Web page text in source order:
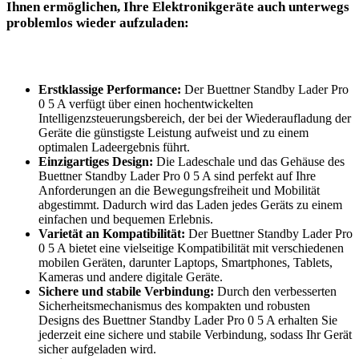
Ihnen ​ermöglichen, Ihre Elektronikgeräte ⁤auch unterwegs ​
problemlos wieder aufzuladen:
Erstklassige Performance: ‌Der Buettner Standby Lader Pro
0⁤ 5 A verfügt über‍ einen⁤ hochentwickelten
Intelligenzsteuerungsbereich, der bei der⁤ Wiederaufladung der
Geräte die​ günstigste Leistung aufweist und zu‌ einem
⁣optimalen Ladeergebnis führt.
Einzigartiges Design: ‌Die Ladeschale und das Gehäuse⁣ des
Buettner ‌Standby Lader Pro 0 5 A⁣ sind​ perfekt auf Ihre
Anforderungen ⁤an die Bewegungsfreiheit und Mobilität
‌abgestimmt. Dadurch wird das⁢ Laden jedes Geräts zu​ einem⁣
einfachen ⁣und bequemen‍ Erlebnis.
Varietät an Kompatibilität: Der Buettner Standby Lader Pro
0 5 ⁤A⁢ bietet ⁢eine vielseitige Kompatibilität mit verschiedenen
mobilen⁢ Geräten, ⁢darunter ⁣Laptops, ​Smartphones, Tablets,
Kameras und andere digitale Geräte.
Sichere und‍ stabile Verbindung: Durch den ⁢verbesserten
Sicherheitsmechanismus ⁣des ⁢kompakten und robusten
Designs des ⁢Buettner ⁤Standby ⁢Lader Pro⁤ 0 5 A erhalten Sie⁤
jederzeit⁣ eine⁣ sichere und stabile Verbindung, sodass ⁢Ihr Gerät
sicher aufgeladen wird. ⁢